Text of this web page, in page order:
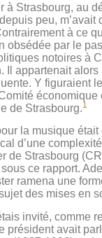
à Strasbourg, au
peu, m’avait
à ce
par le
notoires à
Il appartenait
Y figuraient
de Strasbourg.1
la musique
d’une
de Strasbourg
ce rapport.
ramena une
des mises en
invité, comme
président avait